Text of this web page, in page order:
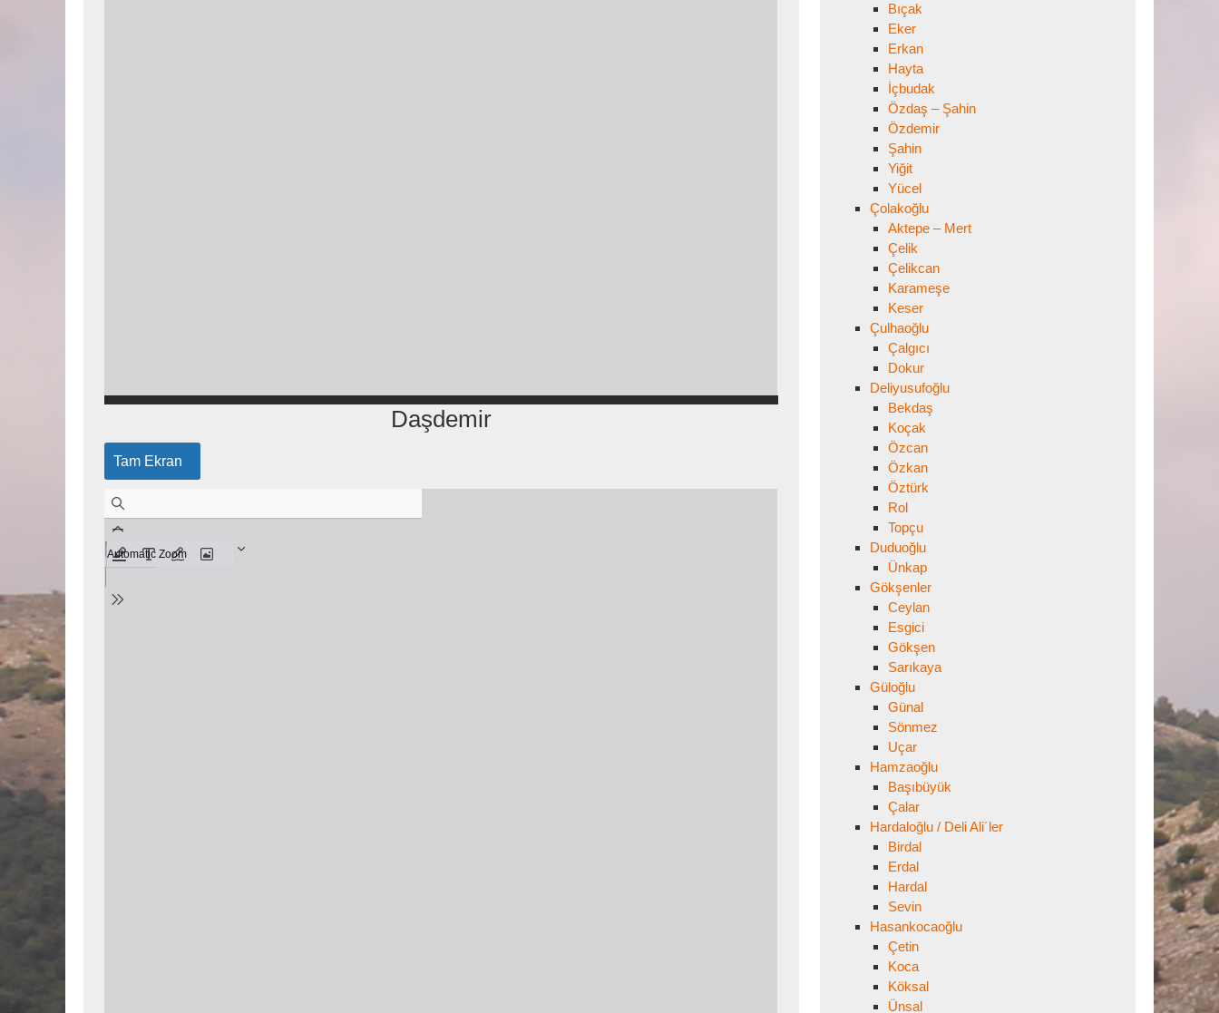
Daşdemir
Tam Ekran
Bıçak
Eker
Erkan
Hayta
İçbudak
Özdaş – Şahin
Özdemir
Şahin
Yiğit
Yücel
Çolakoğlu
Aktepe – Mert
Çelik
Çelikcan
Karameşe
Keser
Çulhaoğlu
Çalgıcı
Dokur
Deliyusufoğlu
Bekdaş
Koçak
Özcan
Özkan
Öztürk
Rol
Topçu
Duduoğlu
Ünkap
Gökşenler
Ceylan
Esgici
Gökşen
Sarıkaya
Güloğlu
Günal
Sönmez
Uçar
Hamzaoğlu
Başıbüyük
Çalar
Hardaloğlu / Deli Ali´ler
Birdal
Erdal
Hardal
Sevin
Hasankocaoğlu
Çetin
Koca
Köksal
Ünsal